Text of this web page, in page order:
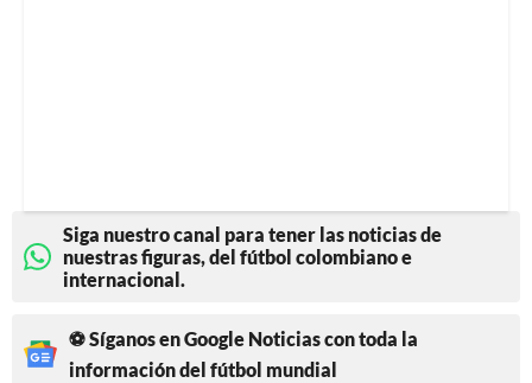
Siga nuestro canal para tener las noticias de
nuestras figuras, del fútbol colombiano e
internacional.
⚽ Síganos en Google Noticias con toda la
información del fútbol mundial